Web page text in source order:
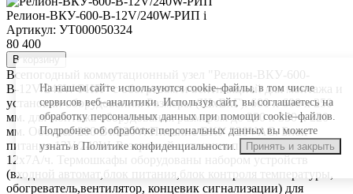
На нашем сайте используются cookie–файлы, в том числе
сервисов веб–аналитики. Используя сайт, вы соглашаетесь на
обработку персональных данных при помощи cookie–файлов.
Подробнее об обработке персональных данных вы можете
узнать в Политике конфиденциальности.
Принять и закрыть
Релион-ВКУ-600-В-12V/240W-РИП i
Артикул: УТ000050324
80 400
В корзину
Всепогодный коммутационный узел "Релион-ВКУ-600-
В-12V/240W-РИП" с обогревом и вентиляцией для монтажа и
установки оборудования. Размеры (ШхВхГ): 600 х 600 х 250
мм. для монтажа оборудования размером до 350 х 350 х 220
мм. Обогрев 200 Вт/220V. Питание ВКУ 220VАС. Блок
питания 12V/240W. Резервный источник питания 4шт АКБ
12х7А/ч. Термошкафы оборудованы набором устройств
(входной автомат,блок питания,блок контроля температуры,
обогреватель,вентилятор, концевик сигнализации) для